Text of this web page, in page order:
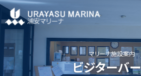
マリーナ施設案内
申込資格・艇の種類等 マリーナ施設案内
ビジターバ